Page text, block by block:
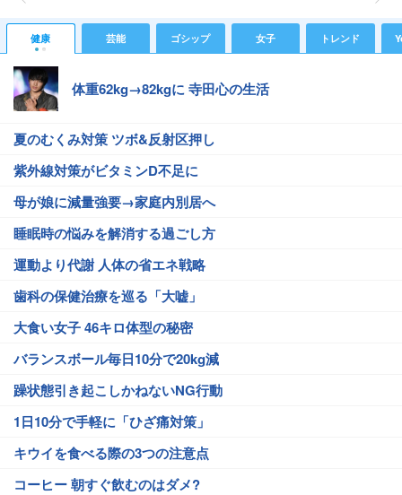
健康 芸能 ゴシップ 女子 トレンド
体重62kg→82kgに 寺田心の生活
夏のむくみ対策 ツボ&反射区押し
紫外線対策がビタミンD不足に
母が娘に減量強要→家庭内別居へ
睡眠時の悩みを解消する過ごし方
運動より代謝 人体の省エネ戦略
歯科の保健治療を巡る「大嘘」
大食い女子 46キロ体型の秘密
バランスボール毎日10分で20kg減
躁状態引き起こしかねないNG行動
1日10分で手軽に「ひざ痛対策」
キウイを食べる際の3つの注意点
コーヒー 朝すぐ飲むのはダメ?